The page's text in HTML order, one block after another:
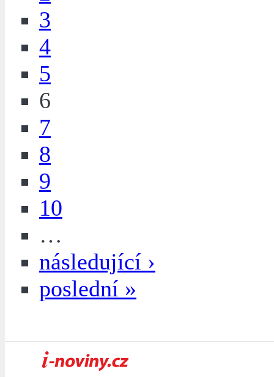
3
4
5
6
7
8
9
10
…
následující ›
poslední »